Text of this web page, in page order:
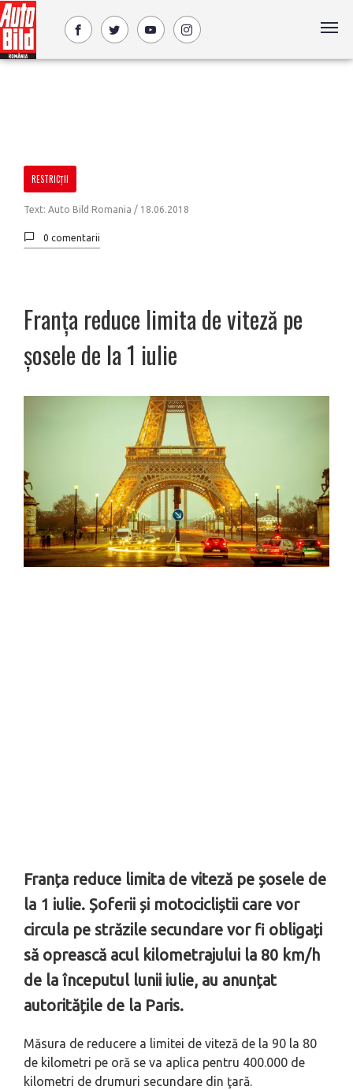
RESTRICŢII
Text: Auto Bild Romania / 18.06.2018
0 comentarii
Franța reduce limita de viteză pe
șosele de la 1 iulie
Franța reduce limita de viteză pe șosele de
la 1 iulie. Șoferii și motocicliștii care vor
circula pe străzile secundare vor fi obligați
să oprească acul kilometrajului la 80 km/h
de la începutul lunii iulie, au anunțat
autoritățile de la Paris.
Măsura de reducere a limitei de viteză de la 90 la 80
de kilometri pe oră se va aplica pentru 400.000 de
kilometri de drumuri secundare din ţară.